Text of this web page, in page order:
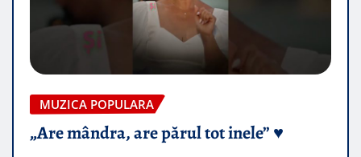
MUZICA POPULARA
„Are mândra, are părul tot inele” ♥️